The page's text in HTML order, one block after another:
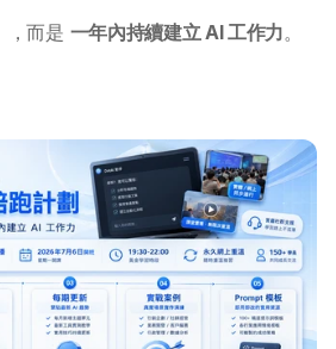
，而是 一年內持續建立 AI 工作力。